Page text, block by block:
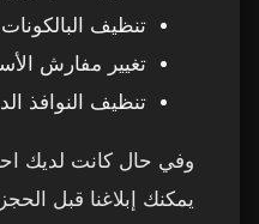
تنظيف
تغيير مفارش
تنظيف النوافذ
وفي حال كانت لديك
يمكنك إبلاغنا قبل